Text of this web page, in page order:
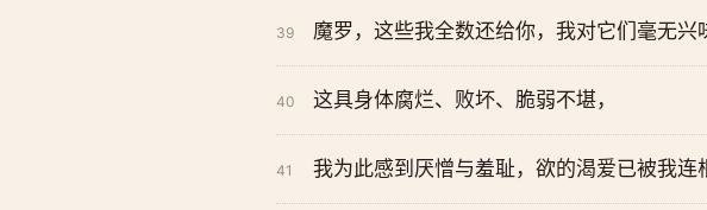
39 魔罗，这些我全数还给你，我对它们毫无兴
40 这具身体腐烂、败坏、脆弱不堪，
41 我为此感到厌憎与羞耻，欲的渴爱已被我连